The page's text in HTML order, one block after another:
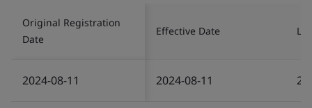
Original Registration
Date
Effective Date
2024-08-11 2024-08-11